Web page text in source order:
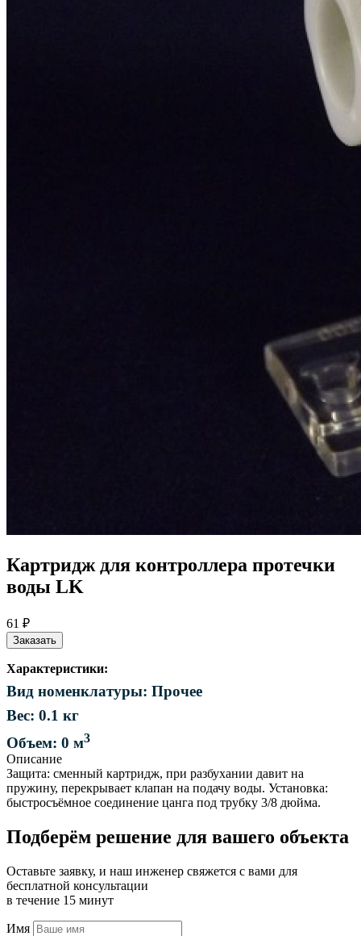
Картридж для контроллера протечки
воды LK
61 ₽
Заказать
Характеристики:
Вид номенклатуры: Прочее
Вес: 0.1 кг
Объем: 0 м3
Описание
Защита: сменный картридж, при разбухании давит на
пружину, перекрывает клапан на подачу воды. Установка:
быстросъёмное соединение цанга под трубку 3/8 дюйма.
Подберём решение для вашего объекта
Оставьте заявку, и наш инженер свяжется с вами для
бесплатной консультации
в течение 15 минут
Имя